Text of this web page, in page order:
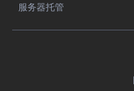
服务器托管